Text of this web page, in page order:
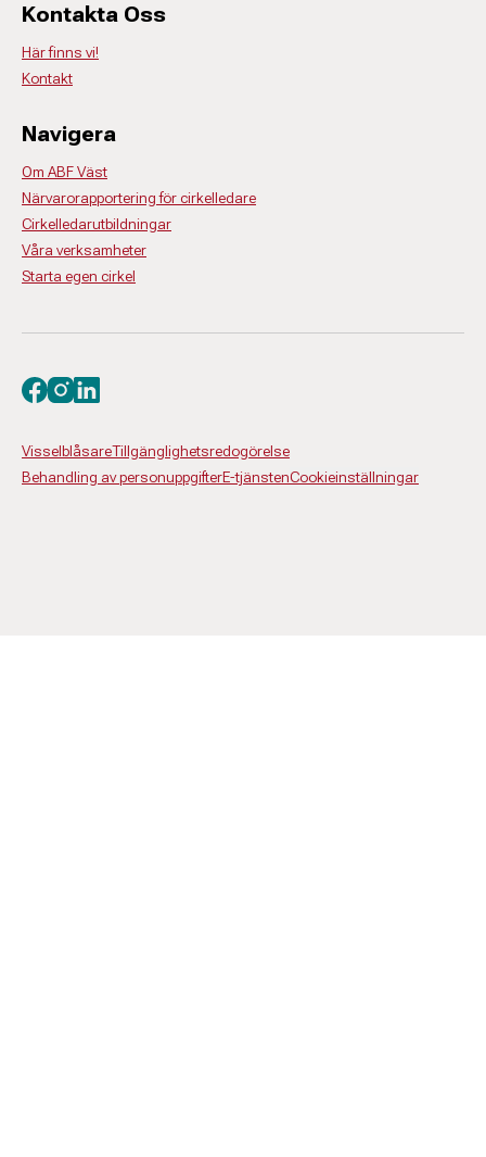
Kontakta Oss
Här finns vi!
Kontakt
Navigera
Om ABF Väst
Närvarorapportering för cirkelledare
Cirkelledarutbildningar
Våra verksamheter
Starta egen cirkel
VisselblåsareTillgänglighetsredogörelse
Behandling av personuppgifterE-tjänstenCookieinställningar
Besök oss på facebook
Besök oss på instagram
Besök oss på linkedin